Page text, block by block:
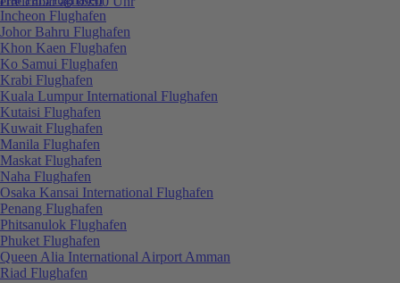
Incheon Flughafen
Johor Bahru Flughafen
Khon Kaen Flughafen
Ko Samui Flughafen
Krabi Flughafen
Kuala Lumpur International Flughafen
Kutaisi Flughafen
Kuwait Flughafen
Manila Flughafen
Maskat Flughafen
Naha Flughafen
Osaka Kansai International Flughafen
Penang Flughafen
Phitsanulok Flughafen
Phuket Flughafen
Queen Alia International Airport Amman
Riad Flughafen